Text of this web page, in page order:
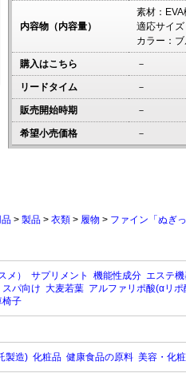
内容物（内容量）
素材：EVA
適応サイ
カラー：
購入はこちら －
リードタイム －
販売開始時期 －
希望小売価格 －
> 製品 > 衣類 > 履物 > ファイン「ぬぎ
メ） サプリメント 機能性成分 エステ
パ向け 大麦若葉 アルファリポ酸(αリポ
椅子
製造) 化粧品 健康食品の原料 美容・化